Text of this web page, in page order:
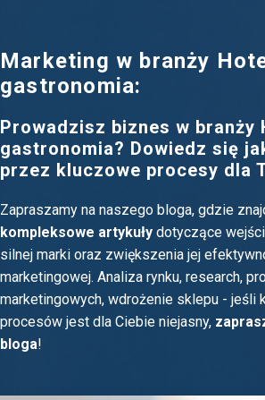
Marketing w branży
gastronomia:
Prowadzisz biznes w branży
gastronomia? Dowiedz się
przez kluczowe procesy dla
Zapraszamy na naszego bloga, gdzie
kompleksowe artykuły dotyczące
silnej marki oraz zwiększenia jej
marketingowej. Analiza rynku, research,
marketingowych, wdrożenie sklepu - jeśli
procesów jest dla Ciebie niejasny,
bloga!